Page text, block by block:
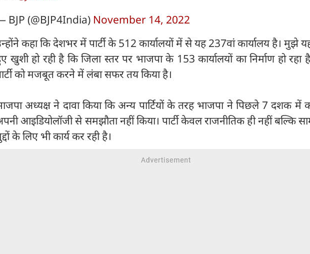
BJP (@BJP4India) November 14, 2022
कहा कि देशभर में पार्टी के 512 कार्यालयों में से यह 237वां कार्यालय है। मुझे
खुशी हो रही है कि जिला स्तर पर भाजपा के 153 कार्यालयों का निर्माण हो रहा
को मजबूत करने में लंबा सफर तय किया है।
अध्यक्ष ने दावा किया कि अन्य पार्टियों के तरह भाजपा ने पिछले 7 दशक में
आइडियोलॉजी से समझौता नहीं किया। पार्टी केवल राजनीतिक ही नहीं बल्कि
के लिए भी कार्य कर रही है।